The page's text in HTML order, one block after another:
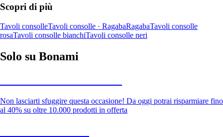
Scopri di più
Tavoli consolleTavoli consolle · RagabaRagabaTavoli consolle
rosaTavoli consolle bianchiTavoli consolle neri
Solo su Bonami
Non lasciarti sfuggire questa occasione! Da oggi potrai risparmiare fino
al 40% su oltre 10.000 prodotti in offerta